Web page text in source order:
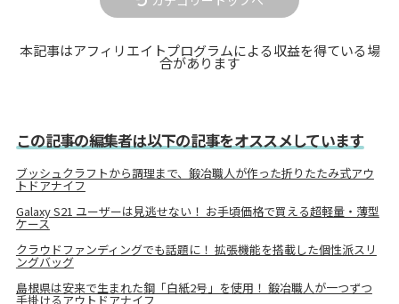
本記事はアフィリエイトプログラムによる収益を得ている場
合があります
この記事の編集者は以下の記事をオススメしています
ブッシュクラフトから調理まで、鍛冶職人が作った折りたたみ式アウ
トドアナイフ
Galaxy S21 ユーザーは見逃せない！ お手頃価格で買える超軽量・薄型
ケース
クラウドファンディングでも話題に！ 拡張機能を搭載した個性派スリ
ングバッグ
島根県は安来で生まれた鋼「白紙2号」を使用！ 鍛冶職人が一つずつ
手掛けるアウトドアナイフ